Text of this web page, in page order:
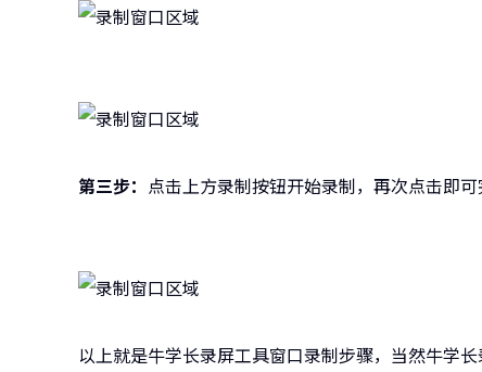
第三步： 点击上方录制按钮开始录制，再次点击即可
以上就是牛学长录屏工具窗口录制步骤，当然牛学